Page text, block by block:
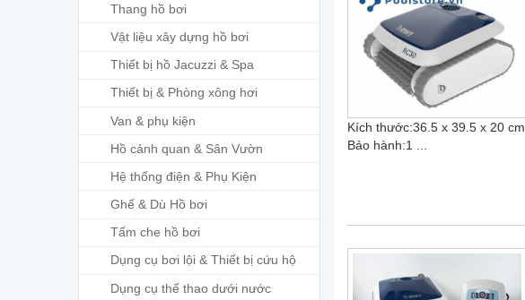
Thang hồ bơi
Vật liệu xây dựng hồ bơi
Thiết bị hồ Jacuzzi & Spa
Thiết bị & Phòng xông hơi
Van & phụ kiện
Hồ cảnh quan & Sân Vườn
Hệ thống điện & Phụ Kiện
Ghế & Dù Hồ bơi
Tấm che hồ bơi
Dụng cụ bơi lội & Thiết bị cứu hộ
Dụng cụ thể thao dưới nước
Kích thước:36.5 x 39.5 x 20 cm
Bảo hành:1 ...